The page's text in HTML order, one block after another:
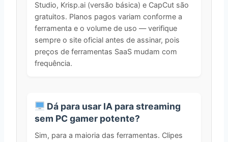
Studio, Krisp.ai (versão básica) e CapCut são
gratuitos. Planos pagos variam conforme a
ferramenta e o volume de uso — verifique
sempre o site oficial antes de assinar, pois
preços de ferramentas SaaS mudam com
frequência.
Dá para usar IA para streaming
sem PC gamer potente?
Sim, para a maioria das ferramentas. Clipes